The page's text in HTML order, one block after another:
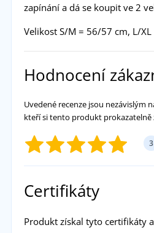
zapínání a dá se koupit ve 2
Velikost S/M = 56/57 cm, L/
Hodnocení
Uvedené recenze jsou nezávislým
kteří si tento produkt prokazatelně
3
Nikola
Certifikáty
Produkt získal tyto certifikáty